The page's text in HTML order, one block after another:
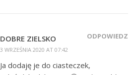
DOBRE ZIELSKO
3 WRZEŚNIA 2020 AT 07:42
ODPOWIEDZ
Ja dodaję je do ciasteczek,